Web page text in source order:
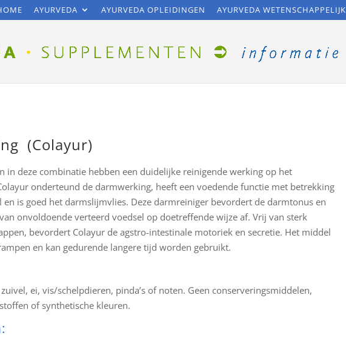
AYURVEDA AYURVEDA OPLEIDINGEN AYURVEDA WETENSCHAPPELIJK
(Colayur)
in deze combinatie hebben een duidelijke reinigende werking op het
onderteund de darmwerking, heeft een voedende functie met betrekking
is goed het darmslijmvlies. Deze darmreiniger bevordert de darmtonus en
onvoldoende verteerd voedsel op doetreffende wijze af. Vrij van sterk
bevordert Colayur de agstro-intestinale motoriek en secretie. Het middel
en kan gedurende langere tijd worden gebruikt.
ei, vis/schelpdieren, pinda’s of noten. Geen conserveringsmiddelen,
of synthetische kleuren.